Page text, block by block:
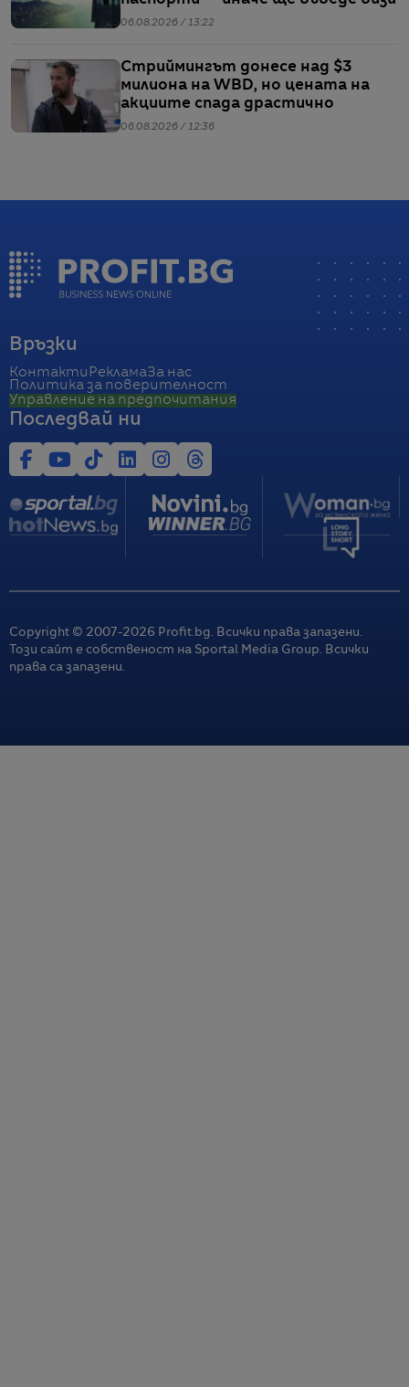
06.08.2026 / 13:22
Стриймингът донесе над $3
милиона на WBD, но цената на
акциите спада драстично
06.08.2026 / 12:36
Връзки
Контакти РекламаЗа нас
Политика за поверителност
Управление на предпочитания
Последвай ни
Copyright © 2007-2026 Profit.bg. Всички права запазени.
Този сайт е собственост на Sportal Media Group. Всички
права са запазени.